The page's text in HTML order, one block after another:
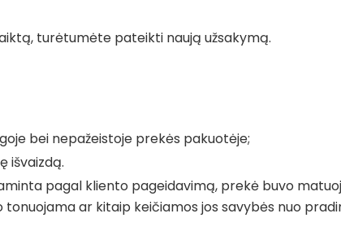
turėtumėte pateikti naują užsakymą.
bei nepažeistoje prekės pakuotėje;
išvaizdą.
pagal kliento pageidavimą, prekė buvo
ar kitaip keičiamos jos savybės nuo